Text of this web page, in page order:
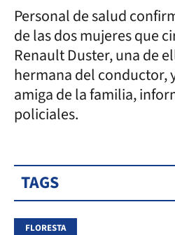
Personal de salud
de las dos mujeres que
Renault Duster, una de
hermana del conductor,
amiga de la familia,
policiales.
TAGS
FLORESTA